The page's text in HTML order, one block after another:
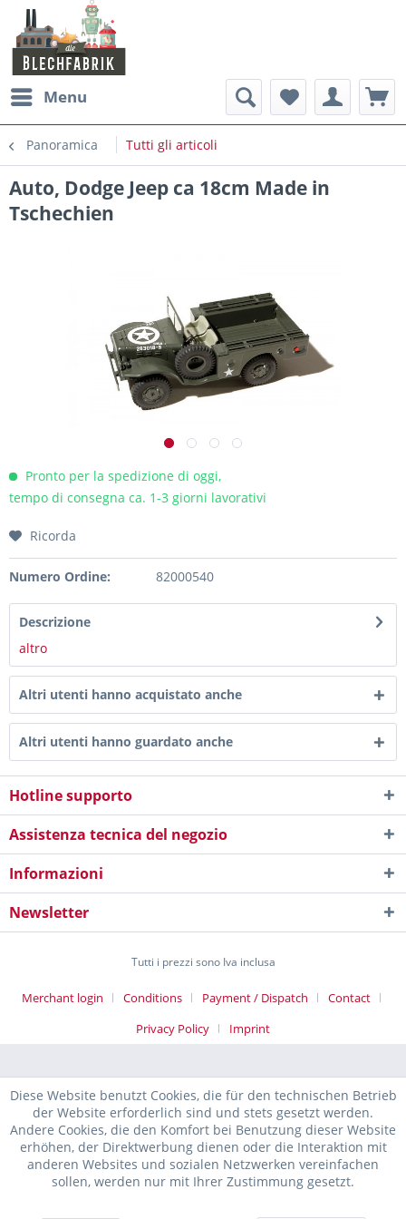
Menu
Panoramica Tutti gli articoli
Auto, Dodge Jeep ca 18cm Made in
Tschechien
Pronto per la spedizione di oggi,
tempo di consegna ca. 1-3 giorni lavorativi
Ricorda
Numero Ordine: 82000540
Descrizione
altro
Altri utenti hanno acquistato anche
Altri utenti hanno guardato anche
Hotline supporto
Assistenza tecnica del negozio
Informazioni
Newsletter
Tutti i prezzi sono Iva inclusa
Merchant login Conditions Payment / Dispatch
Contact
Privacy Policy
Imprint
Diese Website benutzt Cookies, die für den technischen Betrieb
der Website erforderlich sind und stets gesetzt werden.
Andere Cookies, die den Komfort bei Benutzung dieser Website
erhöhen, der Direktwerbung dienen oder die Interaktion mit
anderen Websites und sozialen Netzwerken vereinfachen
sollen, werden nur mit Ihrer Zustimmung gesetzt.